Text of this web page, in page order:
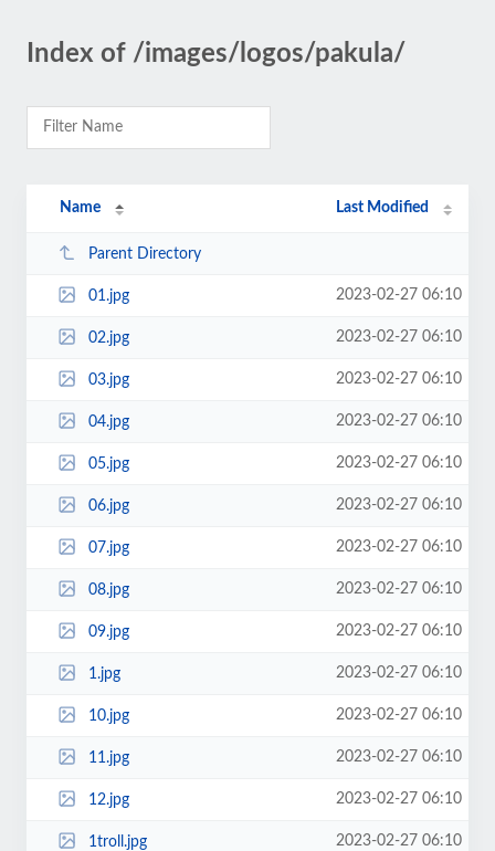
Index of /images/logos/pakula/
Name Last Modified
Parent Directory
01.jpg 2023-02-27 06:10
02.jpg 2023-02-27 06:10
03.jpg 2023-02-27 06:10
04.jpg 2023-02-27 06:10
05.jpg 2023-02-27 06:10
06.jpg 2023-02-27 06:10
07.jpg 2023-02-27 06:10
08.jpg 2023-02-27 06:10
09.jpg 2023-02-27 06:10
1.jpg 2023-02-27 06:10
10.jpg 2023-02-27 06:10
11.jpg 2023-02-27 06:10
12.jpg 2023-02-27 06:10
1troll.jpg 2023-02-27 06:10